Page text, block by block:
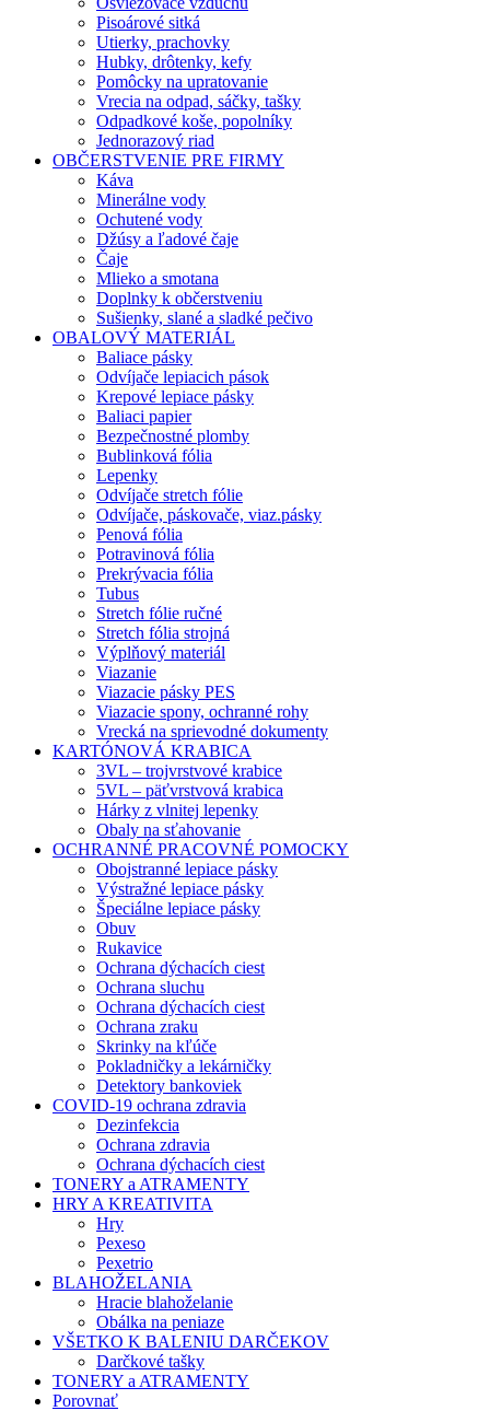
Pisoárové sitká
Utierky, prachovky
Hubky, drôtenky, kefy
Pomôcky na upratovanie
Vrecia na odpad, sáčky, tašky
Odpadkové koše, popolníky
Jednorazový riad
OBČERSTVENIE PRE FIRMY
Káva
Minerálne vody
Ochutené vody
Džúsy a ľadové čaje
Čaje
Mlieko a smotana
Doplnky k občerstveniu
Sušienky, slané a sladké pečivo
OBALOVÝ MATERIÁL
Baliace pásky
Odvíjače lepiacich pások
Krepové lepiace pásky
Baliaci papier
Bezpečnostné plomby
Bublinková fólia
Lepenky
Odvíjače stretch fólie
Odvíjače, páskovače, viaz.pásky
Penová fólia
Potravinová fólia
Prekrývacia fólia
Tubus
Stretch fólie ručné
Stretch fólia strojná
Výplňový materiál
Viazanie
Viazacie pásky PES
Viazacie spony, ochranné rohy
Vrecká na sprievodné dokumenty
KARTÓNOVÁ KRABICA
3VL – trojvrstvové krabice
5VL – päťvrstvová krabica
Hárky z vlnitej lepenky
Obaly na sťahovanie
OCHRANNÉ PRACOVNÉ POMOCKY
Obojstranné lepiace pásky
Výstražné lepiace pásky
Špeciálne lepiace pásky
Obuv
Rukavice
Ochrana dýchacích ciest
Ochrana sluchu
Ochrana dýchacích ciest
Ochrana zraku
Skrinky na kľúče
Pokladničky a lekárničky
Detektory bankoviek
COVID-19 ochrana zdravia
Dezinfekcia
Ochrana zdravia
Ochrana dýchacích ciest
TONERY a ATRAMENTY
HRY A KREATIVITA
Hry
Pexeso
Pexetrio
BLAHOŽELANIA
Hracie blahoželanie
Obálka na peniaze
VŠETKO K BALENIU DARČEKOV
Darčkové tašky
TONERY a ATRAMENTY
Porovnať